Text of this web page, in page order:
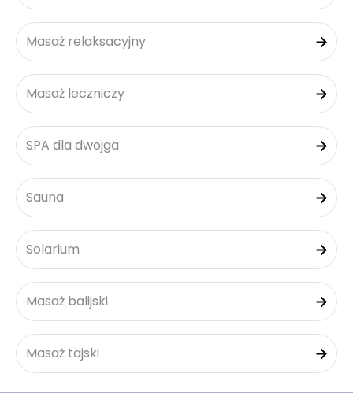
Masaż relaksacyjny
Masaż leczniczy
SPA dla dwojga
Sauna
Solarium
Masaż balijski
Masaż tajski